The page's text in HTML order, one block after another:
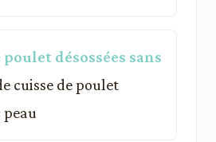
désossées sans
cuisse de poulet
peau